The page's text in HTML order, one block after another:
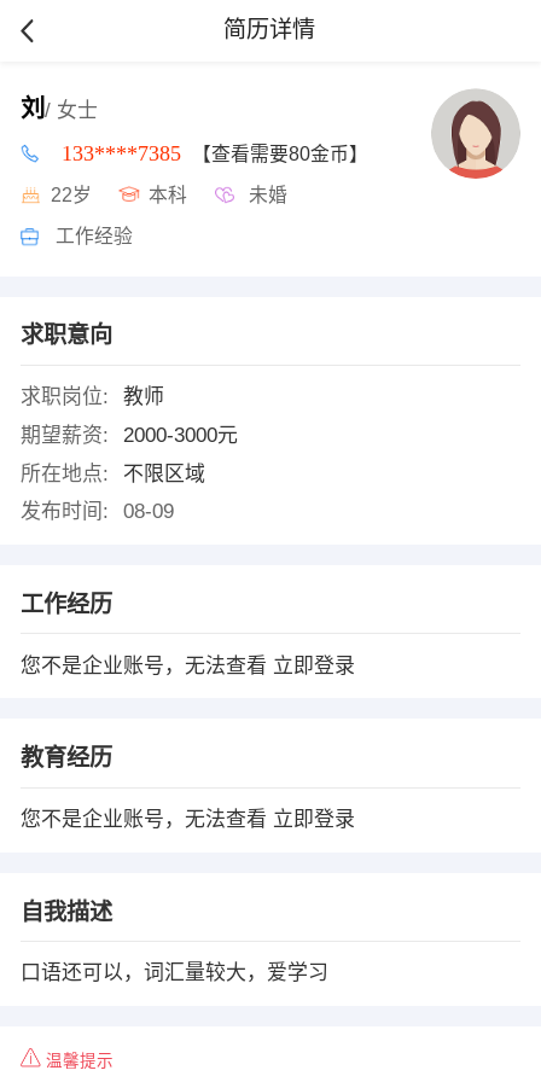
简历详情
刘 / 女士
133****7385 【查看需要80金币】
22岁 本科 未婚
工作经验
求职意向
求职岗位:
教师
期望薪资:
2000-3000元
所在地点:
不限区域
发布时间:
08-09
工作经历
您不是企业账号，无法查看 立即登录
教育经历
您不是企业账号，无法查看 立即登录
自我描述
口语还可以，词汇量较大，爱学习
温馨提示